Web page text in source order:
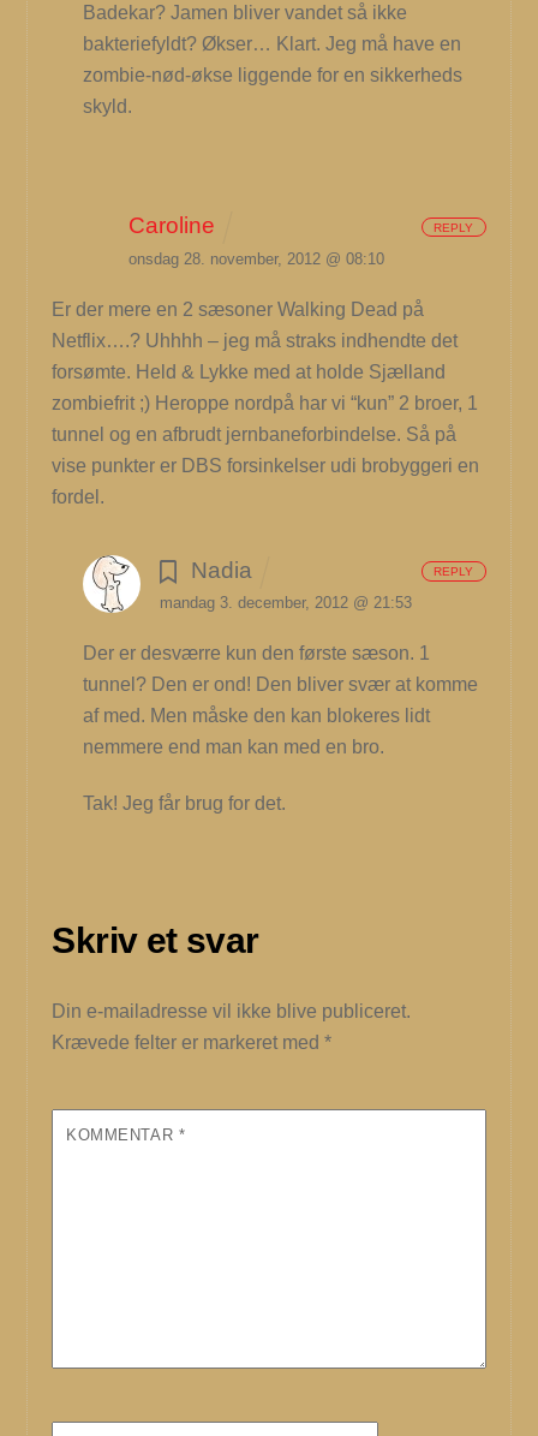
Badekar? Jamen bliver vandet så ikke
bakteriefyldt? Økser… Klart. Jeg må have en
zombie-nød-økse liggende for en sikkerheds
skyld.
Caroline
onsdag 28. november, 2012 @ 08:10
Er der mere en 2 sæsoner Walking Dead på
Netflix….? Uhhhh – jeg må straks indhendte det
forsømte. Held & Lykke med at holde Sjælland
zombiefrit ;) Heroppe nordpå har vi “kun” 2 broer, 1
tunnel og en afbrudt jernbaneforbindelse. Så på
vise punkter er DBS forsinkelser udi brobyggeri en
fordel.
REPLY
Nadia
mandag 3. december, 2012 @ 21:53
Der er desværre kun den første sæson. 1
tunnel? Den er ond! Den bliver svær at komme
af med. Men måske den kan blokeres lidt
nemmere end man kan med en bro.
Tak! Jeg får brug for det.
REPLY
Skriv et svar
Din e-mailadresse vil ikke blive publiceret.
Krævede felter er markeret med*
KOMMENTAR *